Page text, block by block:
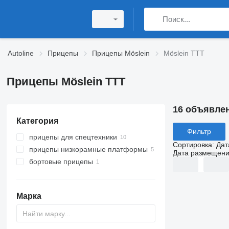
Autoline Прицепы Прицепы Möslein Möslein TTT
Прицепы Möslein TTT
Категория
прицепы для спецтехники
прицепы низкорамные платформы
бортовые прицепы
Марка
16
Фильтр
Сортировка:
Дата